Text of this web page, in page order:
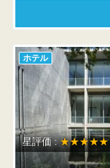
ホテル
星評価 :★★★★★